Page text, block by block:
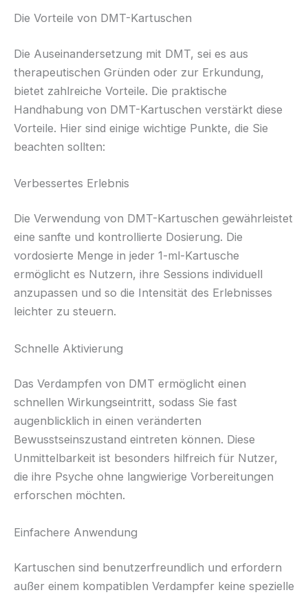
Die Vorteile von DMT-Kartuschen
Die Auseinandersetzung mit DMT, sei es aus
therapeutischen Gründen oder zur Erkundung,
bietet zahlreiche Vorteile. Die praktische
Handhabung von DMT-Kartuschen verstärkt diese
Vorteile. Hier sind einige wichtige Punkte, die Sie
beachten sollten:
Verbessertes Erlebnis
Die Verwendung von DMT-Kartuschen gewährleistet
eine sanfte und kontrollierte Dosierung. Die
vordosierte Menge in jeder 1-ml-Kartusche
ermöglicht es Nutzern, ihre Sessions individuell
anzupassen und so die Intensität des Erlebnisses
leichter zu steuern.
Schnelle Aktivierung
Das Verdampfen von DMT ermöglicht einen
schnellen Wirkungseintritt, sodass Sie fast
augenblicklich in einen veränderten
Bewusstseinszustand eintreten können. Diese
Unmittelbarkeit ist besonders hilfreich für Nutzer,
die ihre Psyche ohne langwierige Vorbereitungen
erforschen möchten.
Einfachere Anwendung
Kartuschen sind benutzerfreundlich und erfordern
außer einem kompatiblen Verdampfer keine spezielle